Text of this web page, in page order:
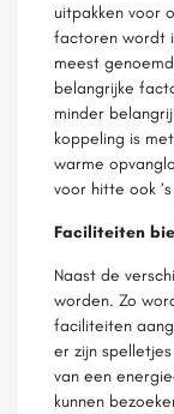
uitpakken voor
factoren wordt
meest
belangrijke
minder
koppeling is
warme
voor hitte ook
Faciliteiten
Naast de
worden. Zo
faciliteiten
er zijn
van een
kunnen